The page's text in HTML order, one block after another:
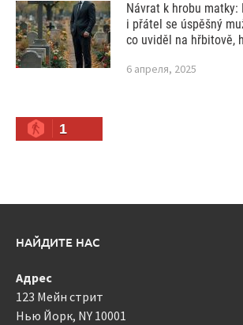
Návrat k hrobu matky:
i přátel se úspěšný
co uviděl na hřbitově,
6 апреля, 2025
1
НАЙДИТЕ НАС
Адрес
123 Мейн стрит
Нью Йорк, NY 10001